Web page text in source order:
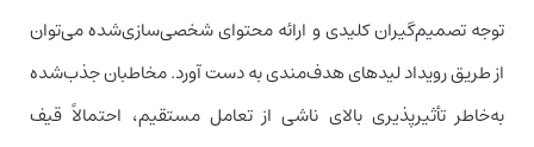
توجه تصمیم‌گیران کلیدی و ارائه محتوای شخصی‌سازی‌شده می‌توان
از طریق رویداد لیدهای هدف‌مندی به دست آورد. مخاطبان جذب‌شده
به‌خاطر تأثیر‌پذیری بالای ناشی از تعامل مستقیم، احتمالاً قیف